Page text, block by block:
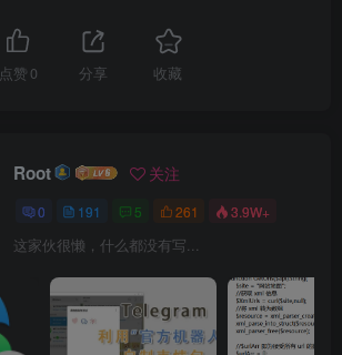
点赞 0 分享 收藏
Root 关注
0 191 5 261 3.9W+
这家伙很懒，什么都没有写...